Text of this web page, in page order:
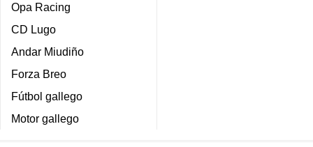
Opa Racing
CD Lugo
Andar Miudiño
Forza Breo
Fútbol gallego
Motor gallego